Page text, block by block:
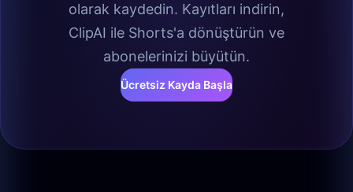
olarak kaydedin. Kayıtları indirin,
ClipAI ile Shorts'a dönüştürün ve
abonelerinizi büyütün.
Ücretsiz Kayda Başla